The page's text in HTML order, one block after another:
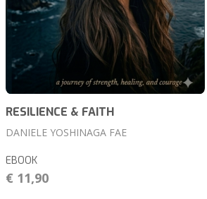
RESILIENCE & FAITH
DANIELE YOSHINAGA FAE
EBOOK
€ 11,90